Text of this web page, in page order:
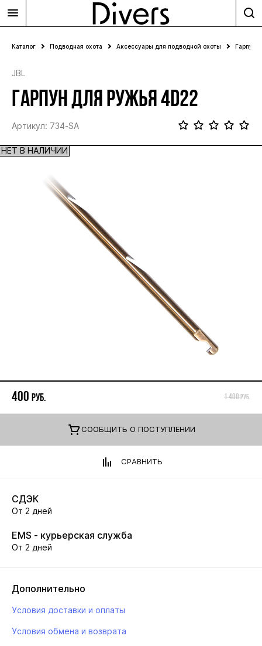
Каталог Подводная охота Аксессуары для подводной охоты
JBL
ГАРПУН ДЛЯ РУЖЬЯ 4D22
Артикул: 734-SA
НЕТ В НАЛИЧИИ
1 400руб.
400 руб.
CООБЩИТЬ О ПОСТУПЛЕНИИ
СРАВНИТЬ
СДЭК
От 2 дней
EMS - курьерская служба
От 2 дней
Дополнительно
Условия доставки и оплаты
Условия обмена и возврата